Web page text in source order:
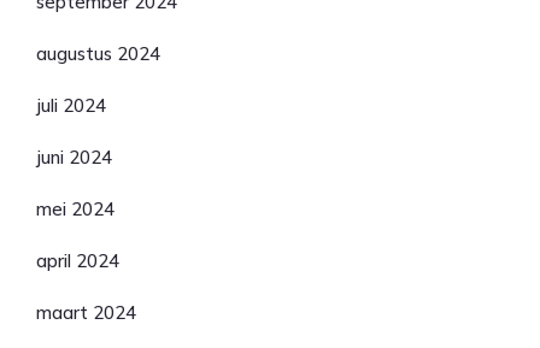
augustus 2024
juli 2024
juni 2024
mei 2024
april 2024
maart 2024